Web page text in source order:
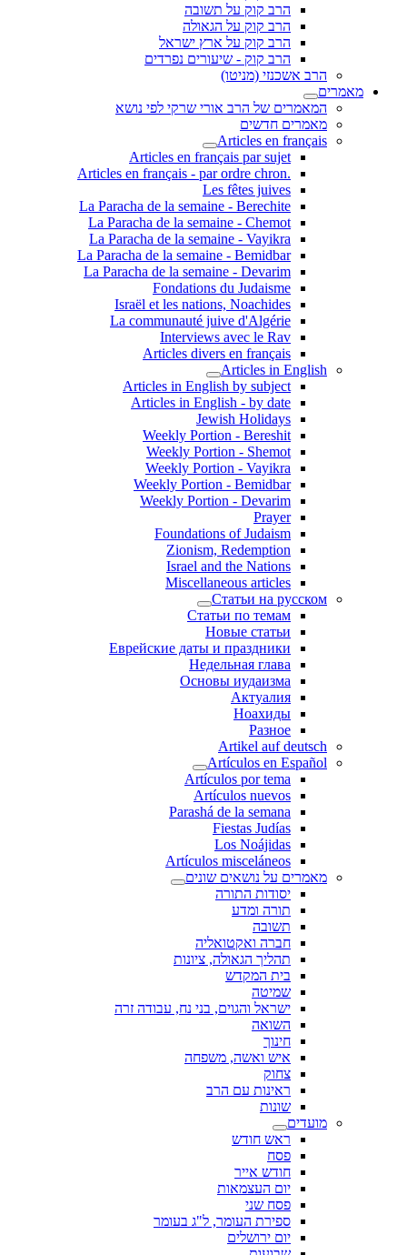
הרב קוק על תשובה
הרב קוק על הגאולה
הרב קוק על ארץ ישראל
הרב קוק - שיעורים נפרדים
הרב אשכנזי (מניטו)
מאמרים
המאמרים של הרב אורי שרקי לפי נושא
מאמרים חדשים
Articles en français
Articles en français par sujet
.Articles en français - par ordre chron
Les fêtes juives
La Paracha de la semaine - Berechite
La Paracha de la semaine - Chemot
La Paracha de la semaine - Vayikra
La Paracha de la semaine - Bemidbar
La Paracha de la semaine - Devarim
Fondations du Judaisme
Israël et les nations, Noachides
La communauté juive d'Algérie
Interviews avec le Rav
Articles divers en français
Articles in English
Articles in English by subject
Articles in English - by date
Jewish Holidays
Weekly Portion - Bereshit
Weekly Portion - Shemot
Weekly Portion - Vayikra
Weekly Portion - Bemidbar
Weekly Portion - Devarim
Prayer
Foundations of Judaism
Zionism, Redemption
Israel and the Nations
Miscellaneous articles
Статьи на русском
Статьи по темам
Новые статьи
Еврейские даты и праздники
Недельная глава
Основы иудаизма
Актуалия
Ноахиды
Разное
Artikel auf deutsch
Artículos en Español
Artículos por tema
Artículos nuevos
Parashá de la semana
Fiestas Judías
Los Noájidas
Artículos misceláneos
מאמרים על נושאים שונים
יסודות התורה
תורה ומדע
תשובה
חברה ואקטואליה
תהליך הגאולה, ציונות
בית המקדש
שמיטה
ישראל והגוים, בני נח, עבודה זרה
השואה
חינוך
איש ואשה, משפחה
צחוק
ראינות עם הרב
שונות
מועדים
ראש חודש
פסח
חודש אייר
יום העצמאות
פסח שני
ספירת העומר, ל"ג בעומר
יום ירושלים